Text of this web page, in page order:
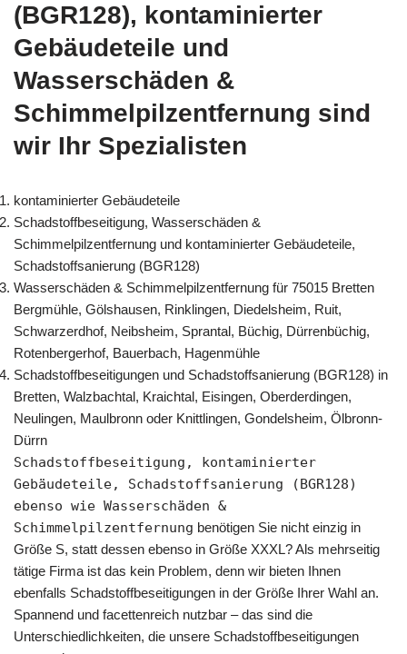
(BGR128), kontaminierter
Gebäudeteile und
Wasserschäden &
Schimmelpilzentfernung sind
wir Ihr Spezialisten
kontaminierter Gebäudeteile
Schadstoffbeseitigung, Wasserschäden &
Schimmelpilzentfernung und kontaminierter Gebäudeteile,
Schadstoffsanierung (BGR128)
Wasserschäden & Schimmelpilzentfernung für 75015 Bretten
Bergmühle, Gölshausen, Rinklingen, Diedelsheim, Ruit,
Schwarzerdhof, Neibsheim, Sprantal, Büchig, Dürrenbüchig,
Rotenbergerhof, Bauerbach, Hagenmühle
Schadstoffbeseitigungen und Schadstoffsanierung (BGR128) in
Bretten, Walzbachtal, Kraichtal, Eisingen, Oberderdingen,
Neulingen, Maulbronn oder Knittlingen, Gondelsheim, Ölbronn-
Dürrn
Schadstoffbeseitigung, kontaminierter
Gebäudeteile, Schadstoffsanierung (BGR128)
ebenso wie Wasserschäden &
Schimmelpilzentfernung benötigen Sie nicht einzig in
Größe S, statt dessen ebenso in Größe XXXL? Als mehrseitig
tätige Firma ist das kein Problem, denn wir bieten Ihnen
ebenfalls Schadstoffbeseitigungen in der Größe Ihrer Wahl an.
Spannend und facettenreich nutzbar – das sind die
Unterschiedlichkeiten, die unsere Schadstoffbeseitigungen